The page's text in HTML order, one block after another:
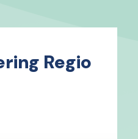
Regio